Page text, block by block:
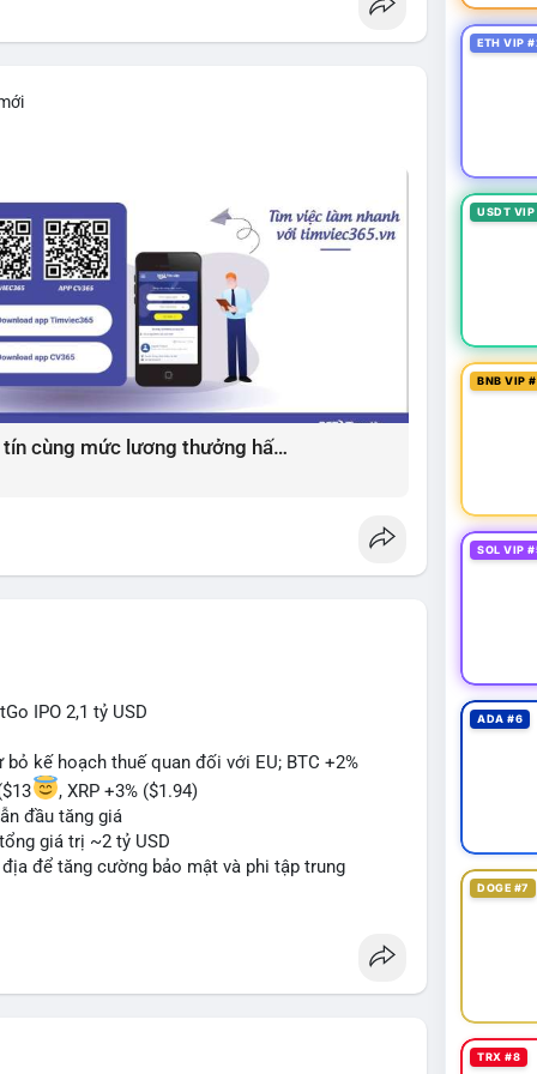
Giải pháp tìm việc làm xây dựng uy tín cùng mức lương thưởng hấp dẫn ?️
IPO 2,1 tỷ USD
kế hoạch thuế quan đối với EU; BTC +2%
, XRP +3% ($1.94)
đầu tăng giá
giá trị ~2 tỷ USD
để tăng cường bảo mật và phi tập trung
mới với yêu cầu tuân thủ nghiêm ngặt
tiền lệ pháp lý
crypto sớm nonostante sự bất đồng trong
lương một phần dưới dạng Bitcoin
ETH VIP
USDT
BNB VIP
SOL VIP
ADA #6
DOGE #7
TRX #8